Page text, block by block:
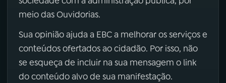
meio das Ouvidorias.
Sua opinião ajuda a EBC a melhorar os serviços e
conteúdos ofertados ao cidadão. Por isso, não
se esqueça de incluir na sua mensagem o link
do conteúdo alvo de sua manifestação.